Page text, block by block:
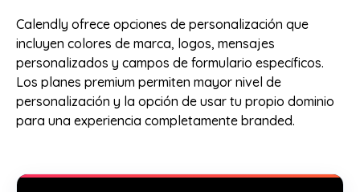
Calendly ofrece opciones de personalización que
incluyen colores de marca, logos, mensajes
personalizados y campos de formulario específicos.
Los planes premium permiten mayor nivel de
personalización y la opción de usar tu propio dominio
para una experiencia completamente branded.